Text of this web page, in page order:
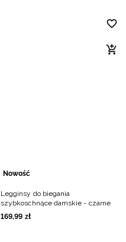
Nowość
Legginsy do biegania
szybkoschnące damskie - czarne
169,99 zł